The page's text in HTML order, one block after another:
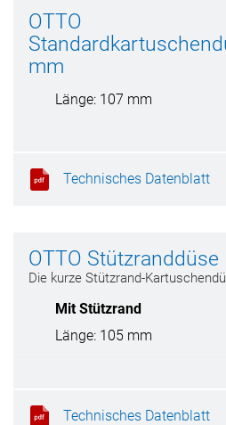
OTTO
mm
Länge: 107 mm
Technisches Datenblatt
OTTO
Die kurze Stützrand-
Mit Stützrand
Länge: 105 mm
Technisches Datenblatt